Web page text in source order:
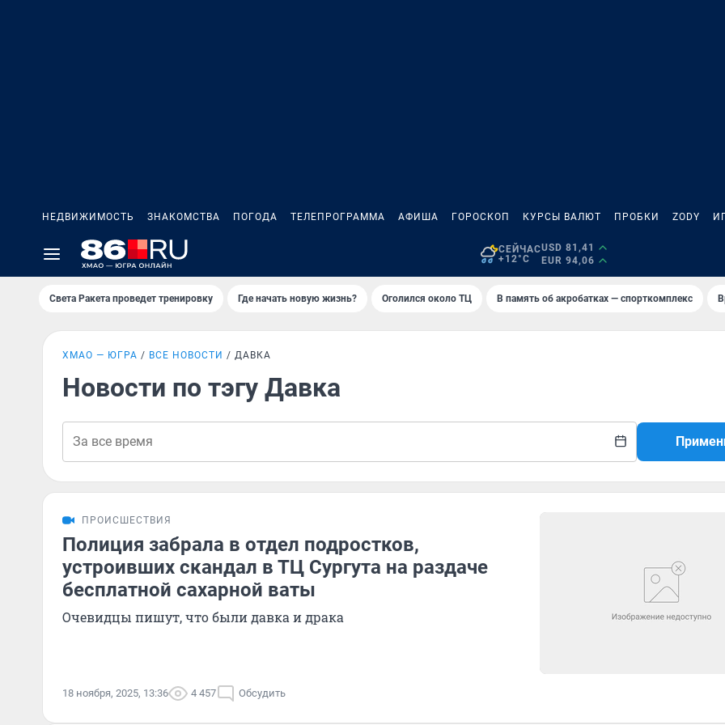
НЕДВИЖИМОСТЬ ЗНАКОМСТВА ПОГОДА ТЕЛЕПРОГРАММА АФИША ГОРОСКОП КУРСЫ ВАЛЮТ ПРОБКИ ZODY
СЕЙЧАС
+12°C
USD 81,41
EUR 94,06
Света Ракета проведет тренировку Где начать новую жизнь? Оголился около ТЦ В память об акробатках — спорткомплекс
ХМАО — ЮГРА ВСЕ НОВОСТИ ДАВКА
Новости по тэгу Давка
ПРОИСШЕСТВИЯ
Полиция забрала в отдел подростков,
устроивших скандал в ТЦ Сургута на раздаче
бесплатной сахарной ваты
Очевидцы пишут, что были давка и драка
18 ноября, 2025, 13:36 4 457 Обсудить